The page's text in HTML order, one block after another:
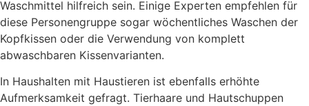
Waschmittel hilfreich sein. Einige Experten empfehlen für
diese Personengruppe sogar wöchentliches Waschen der
Kopfkissen oder die Verwendung von komplett
abwaschbaren Kissenvarianten.
In Haushalten mit Haustieren ist ebenfalls erhöhte
Aufmerksamkeit gefragt. Tierhaare und Hautschuppen